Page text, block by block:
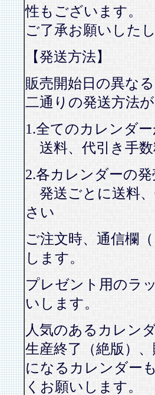
性もございます。
ご了承お願いした
【発送方法】
販売開始日の異な
二通りの発送方法
1.全てのカレンダ
送料、代引き手
2.各カレンダーの
発送ごとに送料
さい
ご注文時、通信欄
します。
プレゼント用のラ
いします。
人気のあるカレン
生産終了（絶版）
になるカレンダー
くお願いします。